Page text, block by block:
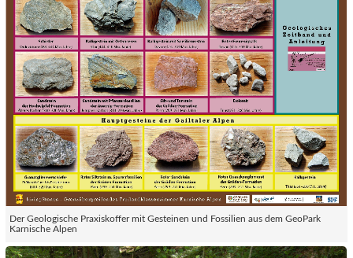
Der Geologische Praxiskoffer mit Gesteinen und Fossilien aus dem GeoPark
Karnische Alpen